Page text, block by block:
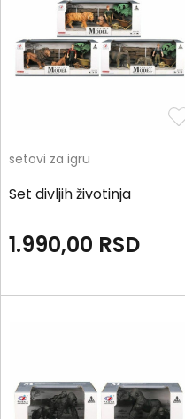
setovi za igru
Set divljih životinja
1.990,00 RSD